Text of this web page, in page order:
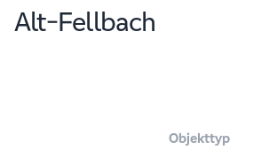
Alt-Fellbach
Objekttyp